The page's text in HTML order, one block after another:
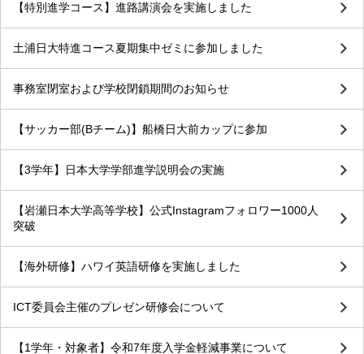
【特別進学コース】進路講演会を実施しました
土浦日大特進コース夏期集中ゼミに参加しました
事務室閉室および学校閉鎖期間のお知らせ
【サッカー部(Bチーム)】船橋日大前カップに参加
【3学年】日本大学学部進学説明会の実施
【岩瀬日本大学高等学校】公式Instagramフォロワー1000人
突破
【海外研修】ハワイ英語研修を実施しました
ICT委員会主催のプレゼン研修会について
【1学年・対象者】令和7年度入学金軽減事業について